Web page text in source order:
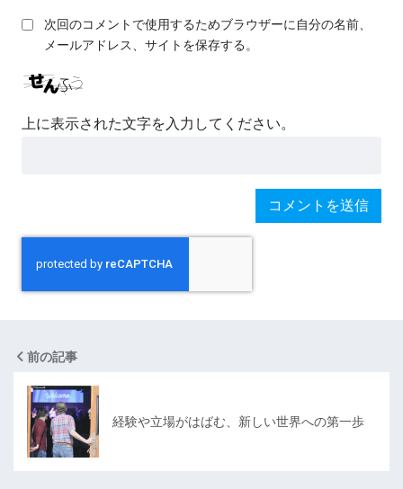
次回のコメントで使用するためブラウザーに自分の名前、
メールアドレス、サイトを保存する。
上に表示された文字を入力してください。
前の記事
経験や立場がはばむ、新しい世界への第一歩